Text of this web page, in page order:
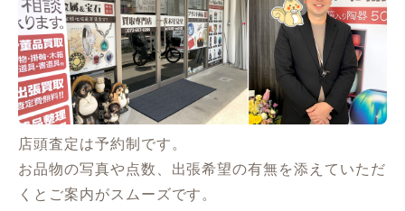
店頭査定は予約制です。
お品物の写真や点数、出張希望の有無を添えていただ
くとご案内がスムーズです。